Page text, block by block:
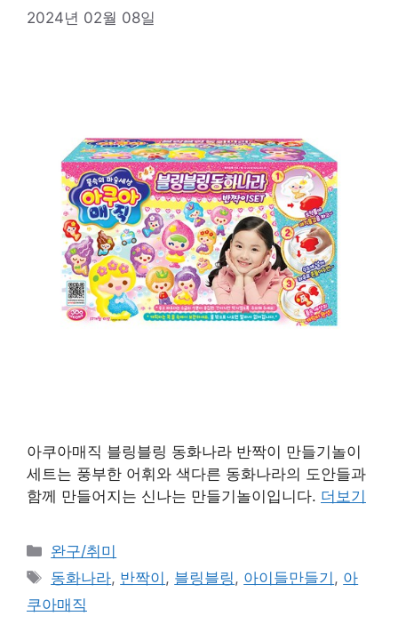
2024년 02월 08일
아쿠아매직 블링블링 동화나라 반짝이 만들기놀이
세트는 풍부한 어휘와 색다른 동화나라의 도안들과
함께 만들어지는 신나는 만들기놀이입니다. 더보기
카
테
고
리
완구/취미
태
그
동화나라, 반짝이 , 블링블링 , 아이들만들기 , 아
쿠아매직